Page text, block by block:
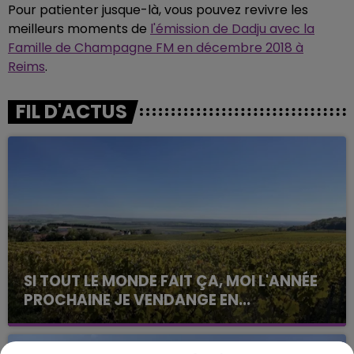
Pour patienter jusque-là, vous pouvez revivre les
meilleurs moments de l'émission de Dadju avec la
Famille de Champagne FM en décembre 2018 à
Reims.
FIL D'ACTUS
SI TOUT LE MONDE FAIT ÇA, MOI L'ANNÉE
PROCHAINE JE VENDANGE EN...
La vendange en Champagne a débuté ce jeudi 6
août dans la commune de Montgueux (Aube). Du